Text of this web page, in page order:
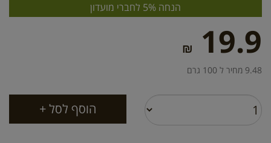
הנחה 5% לחברי מועדון
19.9
₪
9.48 מחיר ל 100 גרם